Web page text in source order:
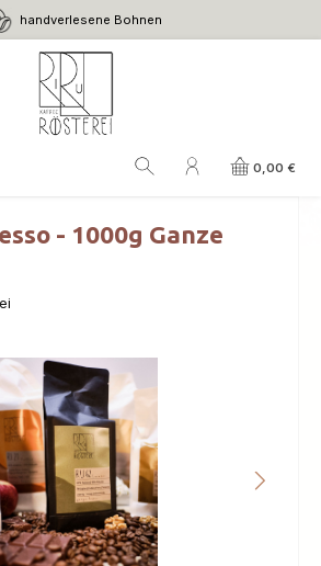
handverlesene Bohnen
0,00 €
- 1000g Ganze